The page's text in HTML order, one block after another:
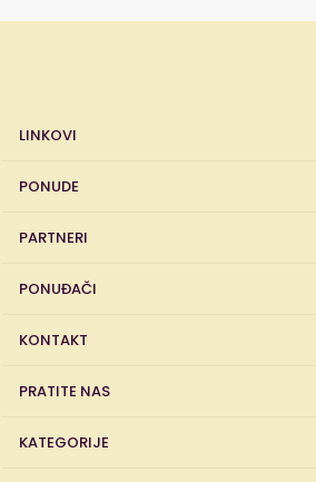
LINKOVI
PONUDE
PARTNERI
PONUĐAČI
KONTAKT
PRATITE NAS
KATEGORIJE